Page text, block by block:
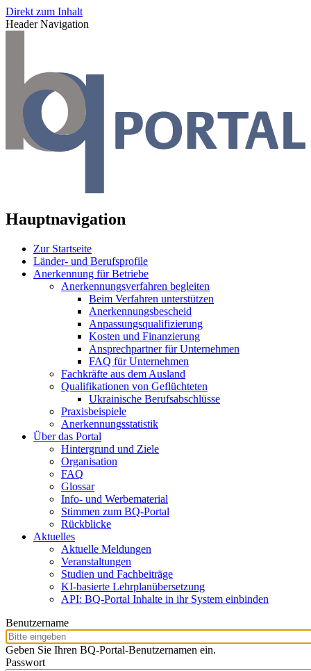
Direkt zum Inhalt
Header Navigation
Hauptnavigation
Zur Startseite
Länder- und Berufsprofile
Anerkennung für Betriebe
Anerkennungsverfahren begleiten
Beim Verfahren unterstützen
Anerkennungsbescheid
Anpassungsqualifizierung
Kosten und Finanzierung
Ansprechpartner für Unternehmen
FAQ für Unternehmen
Fachkräfte aus dem Ausland
Qualifikationen von Geflüchteten
Ukrainische Berufsabschlüsse
Praxisbeispiele
Anerkennungsstatistik
Über das Portal
Hintergrund und Ziele
Organisation
FAQ
Glossar
Info- und Werbematerial
Stimmen zum BQ-Portal
Rückblicke
Aktuelles
Aktuelle Meldungen
Veranstaltungen
Studien und Fachbeiträge
KI-basierte Lehrplanübersetzung
API: BQ-Portal Inhalte in ihr System einbinden
Benutzername
Geben Sie Ihren BQ-Portal-Benutzernamen ein.
Passwort